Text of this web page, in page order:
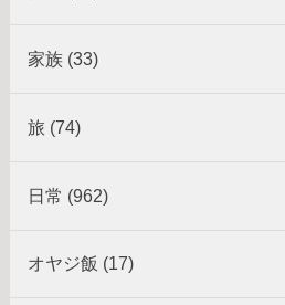
家族 (33)
旅 (74)
日常 (962)
オヤジ飯 (17)